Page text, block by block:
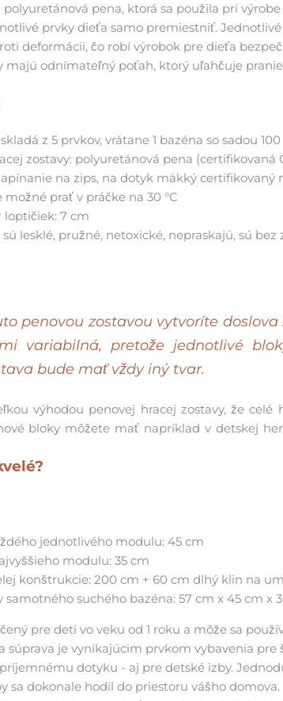
pena, ktorá sa použila pri
prvky dieťa samo premiestniť.
deformácii, čo robí výrobok pre dieťa
majú odnímateľný poťah, ktorý uľahčuje
z 5 prvkov, vrátane 1 bazéna so sadou
zostavy: polyuretánová pena (certifikovaná
na zips, na dotyk mäkký certifikovaný
možné prať v práčke na 30 °C
loptičiek: 7 cm
sú lesklé, pružné, netoxické, nepraskajú, sú bez
penovou zostavou vytvoríte
variabilná, pretože jednotlivé
bude mať vždy iný tvar.
výhodou penovej hracej zostavy, že
bloky môžete mať napríklad v detskej
jednotlivého modulu: 45 cm
modulu: 35 cm
konštrukcie: 200 cm + 60 cm dlhý klin na
samotného suchého bazéna: 57 cm x 45 cm x
pre deti vo veku od 1 roku a môže sa
súprava je vynikajúcim prvkom vybavenia
dotyku - aj pre detské izby.
sa dokonale hodil do priestoru vášho domova.